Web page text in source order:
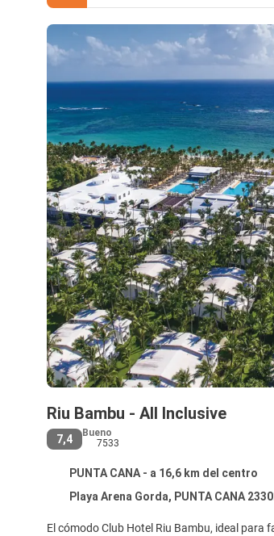
Riu Bambu - All Inclusive
7,4
Bueno
7533
PUNTA CANA - a 16,6 km del centro
Playa Arena Gorda, PUNTA CANA
El cómodo Club Hotel Riu Bambu, ideal para